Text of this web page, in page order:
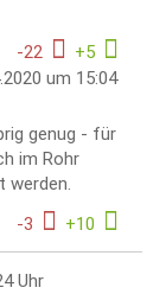
-22 +5
um 15:04
genug - für
im Rohr
werden.
-3 +10
Uhr